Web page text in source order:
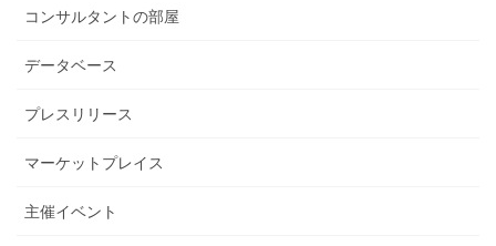
コンサルタントの部屋
データベース
プレスリリース
マーケットプレイス
主催イベント